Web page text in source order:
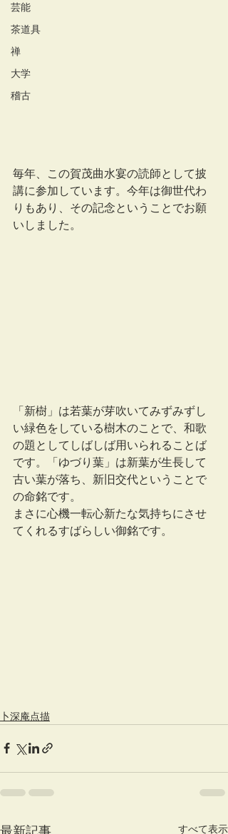
芸能
茶道具
禅
大学
稽古
毎年、この賀茂曲水宴の読師として披
講に参加しています。今年は御世代わ
りもあり、その記念ということでお願
いしました。
「新樹」は若葉が芽吹いてみずみずし
い緑色をしている樹木のことで、和歌
の題としてしばしば用いられることば
です。「ゆづり葉」は新葉が生長して
古い葉が落ち、新旧交代ということで
の命銘です。
まさに心機一転心新たな気持ちにさせ
てくれるすばらしい御銘です。
卜深庵点描
すべて表示